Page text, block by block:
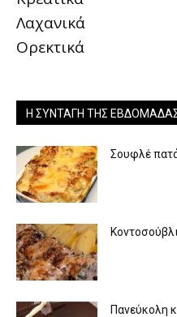
Λαχανικά
Ορεκτικά
Η ΣΥΝΤΑΓΉ ΤΗΣ
Σουφλέ
Πανεύκολη